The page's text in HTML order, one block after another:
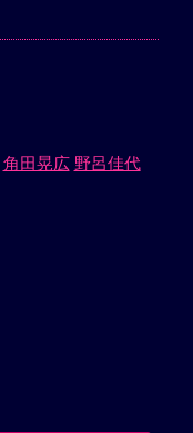
角田晃広 野呂佳代